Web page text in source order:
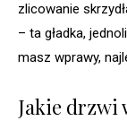
zlicowanie
– ta gładka,
masz wprawy,
Jakie drzwi